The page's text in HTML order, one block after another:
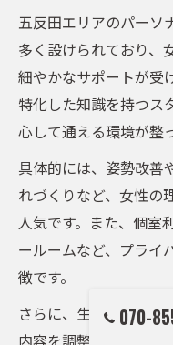
五反田エリアのパーソ
多く設けられており、
細やかなサポートが受
特化した知識を持つス
心して通える環境が整
具体的には、姿勢改善
れづくりなど、女性の
人気です。また、個室
ールームなど、プライ
徴です。
さらに、生理周期や体
内容を調整できる点も
070-